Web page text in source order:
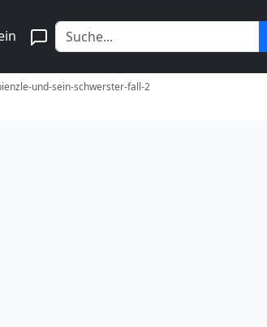
und-sein-schwerster-fall-2